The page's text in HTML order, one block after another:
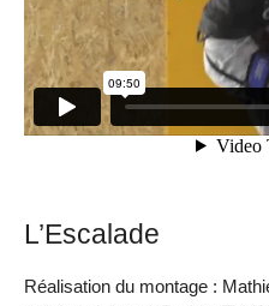
L’Escalade
Réalisation du montage :